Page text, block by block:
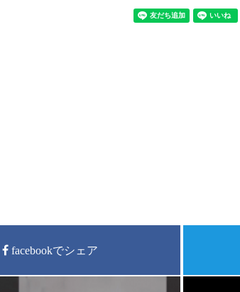
facebookでシェア